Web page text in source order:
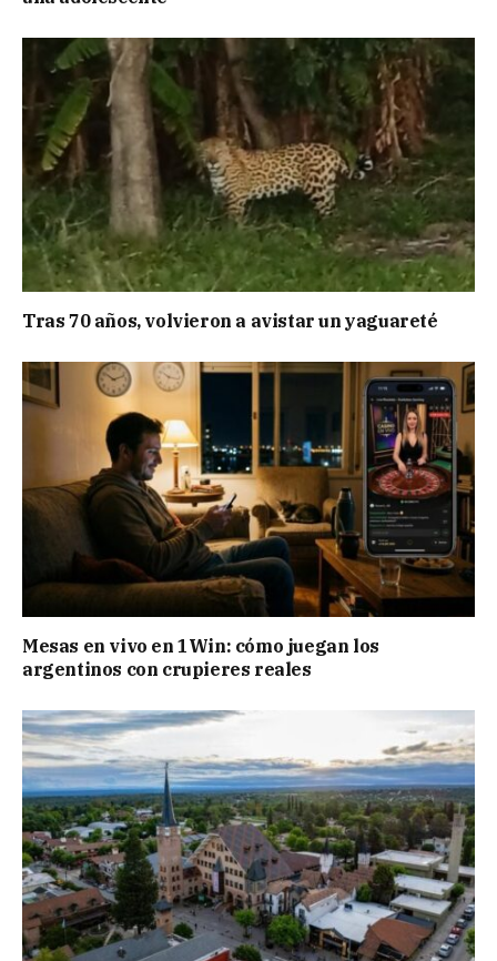
Tras 70 años, volvieron a avistar un yaguareté
Mesas en vivo en 1Win: cómo juegan los
argentinos con crupieres reales